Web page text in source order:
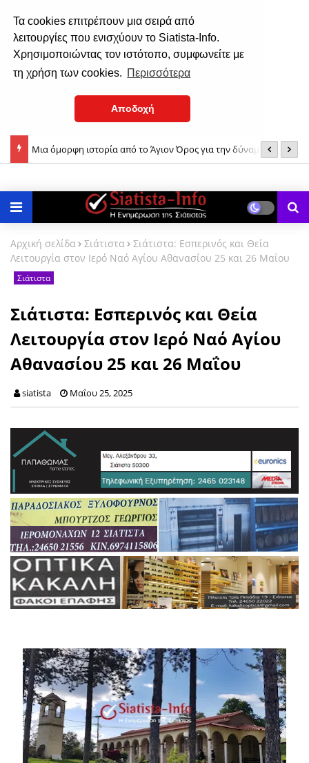
Τα cookies επιτρέπουν μια σειρά από
λειτουργίες που ενισχύουν το Siatista-Info.
Χρησιμοποιώντας τον ιστότοπο, συμφωνείτε με
τη χρήση των cookies. Περισσότερα
Αποδοχή
& Μια όμορφη ιστορία από το Άγιον Όρος για την δύναμη της
Αρχική σελίδα Σιάτιστα
Σιάτιστα: Εσπερινός και Θεία
Λειτουργία στον Ιερό Ναό Αγίου Αθανασίου 25 και 26 Μαΐου
Σιάτιστα
Σιάτιστα: Εσπερινός και Θεία
Λειτουργία στον Ιερό Ναό Αγίου
Αθανασίου 25 και 26 Μαΐου
siatista Μαΐου 25, 2025